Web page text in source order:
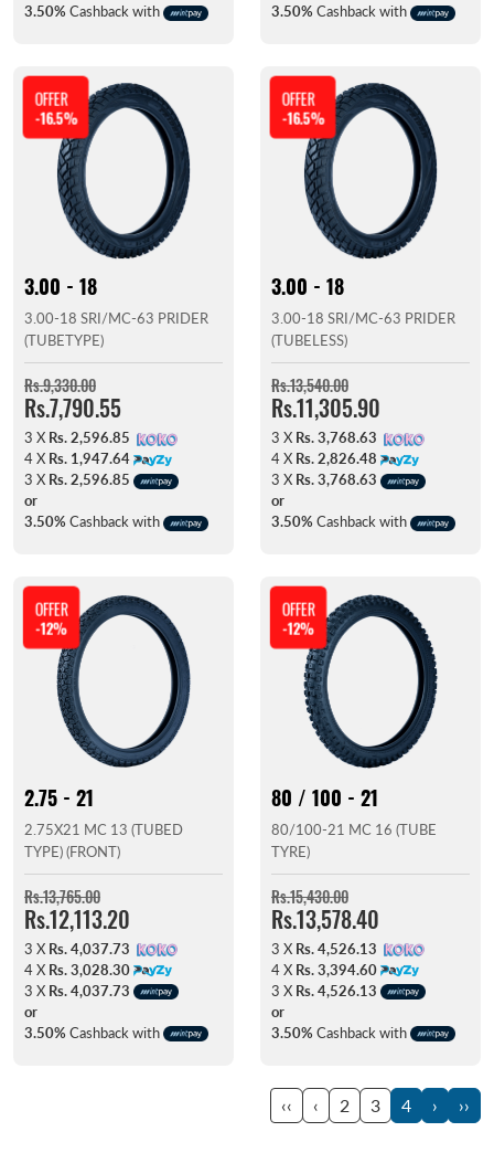
3.50% Cashback with
3.50% Cashback with
OFFER
-16.5%
3.00 - 18
3.00-18 SRI/MC-63 PRIDER
(TUBETYPE)
Rs.9,330.00
Rs.7,790.55
3 X Rs. 2,596.85
4 X Rs. 1,947.64
3 X Rs. 2,596.85
or
3.50% Cashback with
OFFER
-16.5%
3.00 - 18
3.00-18 SRI/MC-63 PRIDER
(TUBELESS)
Rs.13,540.00
Rs.11,305.90
3 X Rs. 3,768.63
4 X Rs. 2,826.48
3 X Rs. 3,768.63
or
3.50% Cashback with
OFFER
-12%
2.75 - 21
2.75X21 MC 13 (TUBED
TYPE) (FRONT)
Rs.13,765.00
Rs.12,113.20
3 X Rs. 4,037.73
4 X Rs. 3,028.30
3 X Rs. 4,037.73
or
3.50% Cashback with
OFFER
-12%
80 / 100 - 21
80/100-21 MC 16 (TUBE
TYRE)
Rs.15,430.00
Rs.13,578.40
3 X Rs. 4,526.13
4 X Rs. 3,394.60
3 X Rs. 4,526.13
or
3.50% Cashback with
‹‹ ‹ 2 3 4 › ››